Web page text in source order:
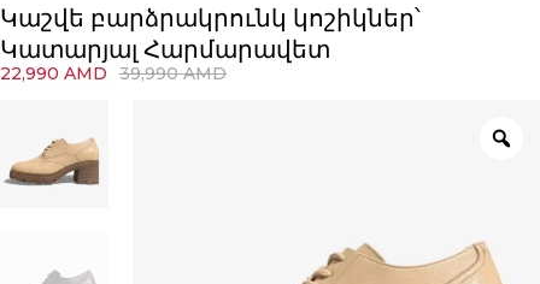
Կաշվե բարձրակրունկ կոշիկներ՝
Կատարյալ Հարմարավետ
39,990AMD
22,990 AMD